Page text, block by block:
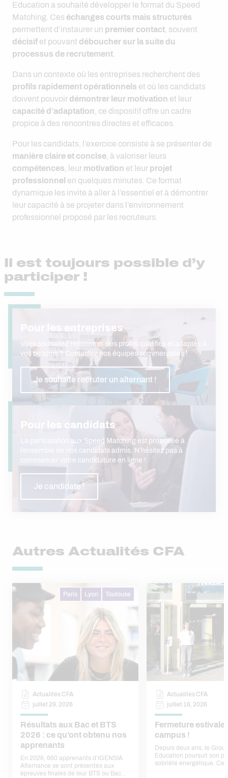
Education a souhaité développer le format du Speed
Matching. Ces échanges courts mais structurés
permettent d’instaurer un premier contact , souvent
décisif et pouvant déboucher sur la suite du
processus de recrutement
Dans un contexte où les entreprises recherchent des
profils rapidement opérationnels et où les candidats
doivent pouvoir démontrer leur motivation et leur
capacité d’adaptation , ce dispositif offre un cadre
propice à des rencontres directes et efficaces.
Pour les candidats, l’exercice consiste à se présenter de
manière claire et concise , à valoriser leurs
compétences , leur motivation et leur projet
professionnel en quelques minutes. Ce format
dynamique les invite à aller à l’essentiel et à démontrer
leur capacité à se projeter dans l’environnement
professionnel proposé par les recruteurs.
Il est toujours possible d’y
participer !
Pour les entreprises
Vous souhaitez rencontrer des profils qualifiés et adaptés à
vos besoins ? Contactez nos équipes commerciales !
Je souhaite recruter un alternant !
Pour les candidats
La participation aux Speed Matching est proposée à
l’ensemble de nos candidats admis. N’hésitez pas à
commencer votre candidature en ligne !
Je candidate !
Autres Actualités CFA
Paris Lyon Toulouse
Actualités CFA
juillet 29, 2026
Résultats aux Bac et BTS
2026 : ce qu’ont obtenu nos
apprenants
En 2026, 660 apprenants d’IGENSIA
Alternance se sont présentés aux
épreuves finales de leur BTS ou Bac
Actualités CFA
juillet 16, 2026
Fermeture estivale
campus !
Depuis deux ans, le
Education poursuit son
sobriété énergétique.